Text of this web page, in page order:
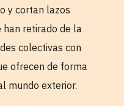
y cortan lazos
han retirado de la
colectivas con
ofrecen de forma
mundo exterior.